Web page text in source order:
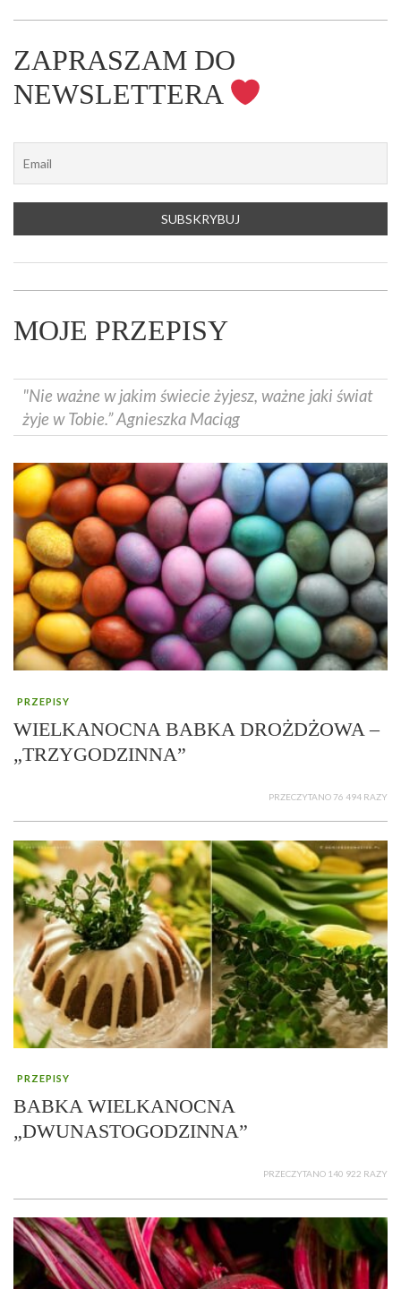
ZAPRASZAM DO
NEWSLETTERA
MOJE PRZEPISY
"Nie ważne w jakim świecie żyjesz, ważne jaki świat
żyje w Tobie.” Agnieszka Maciąg
PRZEPISY
WIELKANOCNA BABKA DROŻDŻOWA –
„TRZYGODZINNA”
PRZECZYTANO 76 494 RAZY
PRZEPISY
BABKA WIELKANOCNA
„DWUNASTOGODZINNA”
PRZECZYTANO 140 922 RAZY